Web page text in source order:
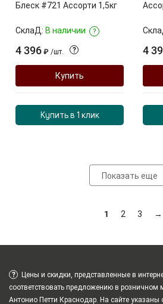
Блеск #721 Ассорти 1,5кг
СклаД: В наличии ?
4 396 ₽ /шт. ?
Купить
Купить в 1 клик
4
Показать еще
1 2 3 →
?
Цены и скидки, представленные в
соответствовать предложению в розничном
Антонио Петти Краснодар. На сайте указаны